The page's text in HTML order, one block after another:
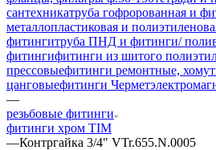
сантехникатруба гофророванная и
металлопластиковая и
фитингитруба ПНД и фитинги/
фитингифитинги из шитого
прессовыефитинги ремонтные,
цанговыефитинги Чермет
—
резьбовые фитинги
фитинги хром TIM
—Контргайка 3/4" VTr.655.N.0005